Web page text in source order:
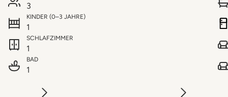
3
KINDER (0–3 JAHRE)
1
SCHLAFZIMMER
1
BAD
1